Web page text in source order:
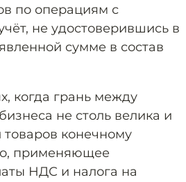
по операциям с
не удостоверившись в
сумме в состав
когда грань между
не столь велика и
конечному
применяющее
НДС и налога на